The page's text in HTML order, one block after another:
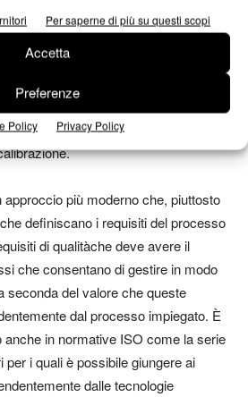
Per saperne di più su questi scopi
Accetta
Preferenze
Policy Privacy Policy
Grafica, dove per raggiungere gli
ricorrere a calibrazioni e
sul singolo lavoro, manutenzioni
prove preliminari. Qui l’allineamento
è attività più delicata, che non può
cura particolare per manutenzione,
più moderno che, piuttosto
definiscano i requisiti del processo
di qualitàche deve avere il
che consentano di gestire in modo
seconda del valore che queste
dal processo impiegato. È
in normative ISO come la serie
i quali è possibile giungere ai
dalle tecnologie